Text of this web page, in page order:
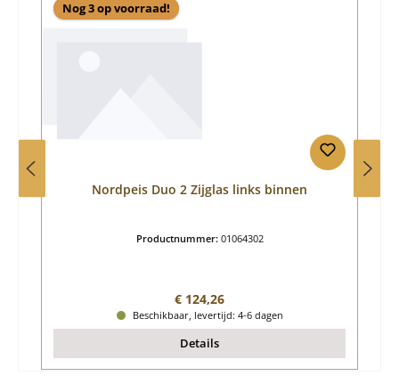
Nog 3 op voorraad!
Nordpeis Duo 2 Zijglas links binnen
Productnummer: 01064302
Normale prijs:
€ 124,26
Beschikbaar, levertijd: 4-6 dagen
Details